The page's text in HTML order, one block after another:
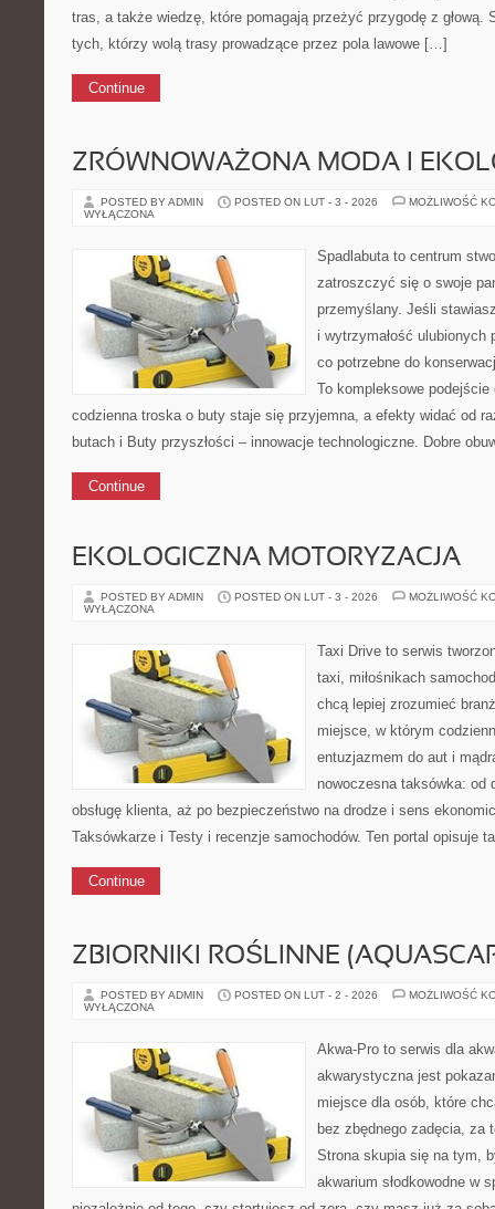
tras, a także wiedzę, które pomagają przeżyć przygodę z głową.
tych, którzy wolą trasy prowadzące przez pola lawowe […]
Continue
ZRÓWNOWAŻONA MODA I
POSTED BY ADMIN POSTED ON LUT - 3 - 2026
MOŻLIWOŚĆ
WYŁĄCZONA
Spadlabuta to centrum
zatroszczyć się o swoje
przemyślany. Jeśli
i wytrzymałość
co potrzebne do
To kompleksowe
codzienna troska o buty staje się przyjemna, a efekty widać od
butach i Buty przyszłości – innowacje technologiczne. Dobre
Continue
EKOLOGICZNA MOTORYZACJA
POSTED BY ADMIN POSTED ON LUT - 3 - 2026
MOŻLIWOŚĆ
WYŁĄCZONA
Taxi Drive to serwis
taxi, miłośnikach
chcą lepiej zrozumieć
miejsce, w którym
entuzjazmem do aut i
nowoczesna taksówka: od
obsługę klienta, aż po bezpieczeństwo na drodze i sens
Taksówkarze i Testy i recenzje samochodów. Ten portal opisuje
Continue
ZBIORNIKI ROŚLINNE
POSTED BY ADMIN POSTED ON LUT - 2 - 2026
MOŻLIWOŚĆ
WYŁĄCZONA
Akwa-Pro to serwis dla
akwarystyczna jest
miejsce dla osób, które
bez zbędnego zadęcia, za
Strona skupia się na tym,
akwarium słodkowodne w